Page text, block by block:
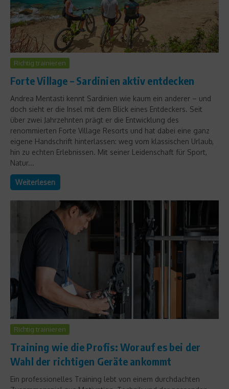
Richtig trainieren
Forte Village – Sardinien aktiv entdecken
Andrea Mentasti kennt Sardinien wie kaum ein anderer – und
doch sieht er die Insel mit dem Blick eines Entdeckers. Seit
über zwei Jahrzehnten prägt er die Entwicklung des
renommierten Forte Village Resorts und hat dabei eine ganz
eigene Handschrift hinterlassen: weg vom klassischen Urlaub,
hin zu echten Erlebnissen. Mit seiner Leidenschaft für Sport,
Natur...
Weiterlesen
Richtig trainieren
Training wie die Profis: Worauf es bei der
Wahl der richtigen Geräte ankommt
Ein professionelles Training lebt von einem durchdachten